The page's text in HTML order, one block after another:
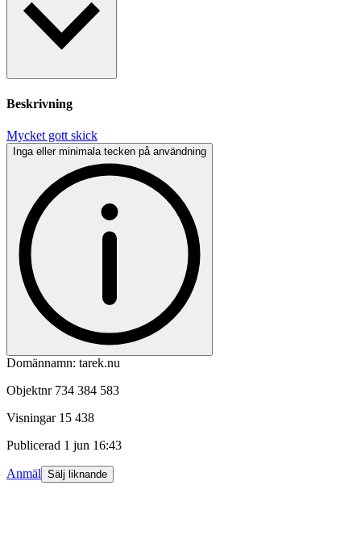
Beskrivning
Mycket gott skick
Inga eller minimala tecken på användning
Domännamn: tarek.nu
Objektnr 734 384 583
Visningar 15 438
Publicerad 1 jun 16:43
Anmäl Sälj liknande